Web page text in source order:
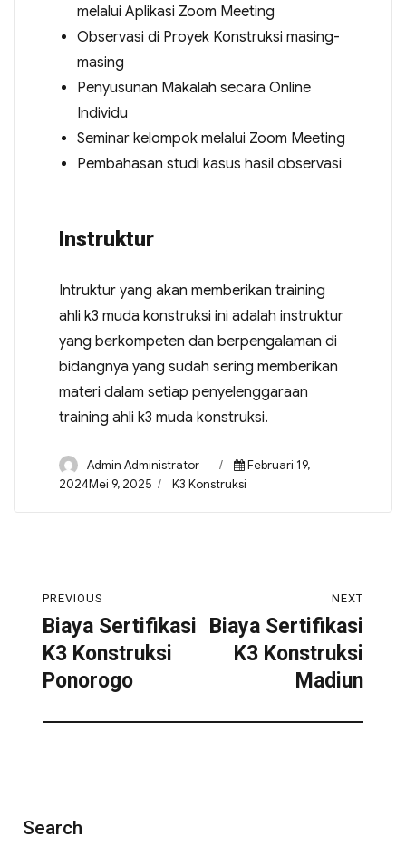
melalui Aplikasi Zoom Meeting
Observasi di Proyek Konstruksi masing-
masing
Penyusunan Makalah secara Online
Individu
Seminar kelompok melalui Zoom Meeting
Pembahasan studi kasus hasil observasi
Instruktur
Intruktur yang akan memberikan training
ahli k3 muda konstruksi ini adalah instruktur
yang berkompeten dan berpengalaman di
bidangnya yang sudah sering memberikan
materi dalam setiap penyelenggaraan
training ahli k3 muda konstruksi.
Admin Administrator
Februari 19,
2024Mei 9, 2025
K3 Konstruksi
PREVIOUS
Biaya Sertifikasi
K3 Konstruksi
Ponorogo
NEXT
Biaya Sertifikasi
K3 Konstruksi
Madiun
Search